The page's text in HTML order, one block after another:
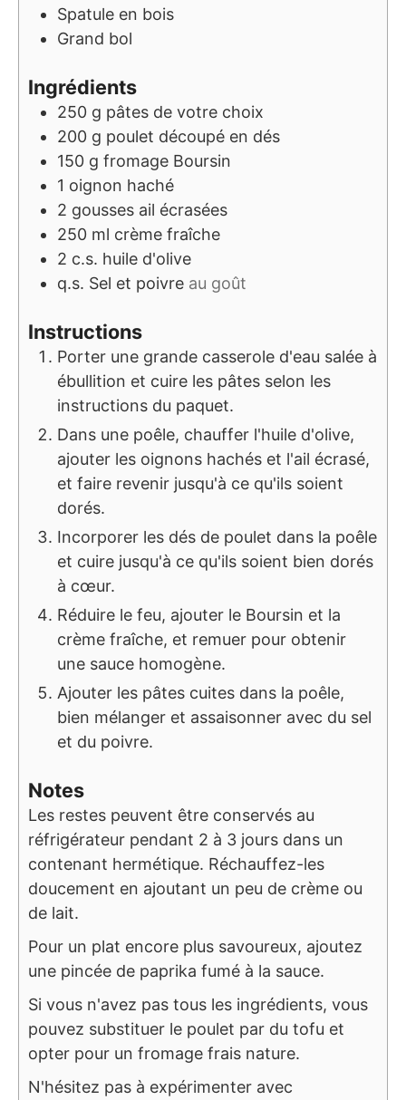
Spatule en bois
Grand bol
Ingrédients
250 g pâtes de votre choix
200 g poulet découpé en dés
150 g fromage Boursin
1 oignon haché
2 gousses ail écrasées
250 ml crème fraîche
2 c.s. huile d'olive
q.s. Sel et poivre au goût
Instructions
Porter une grande casserole d'eau salée à
ébullition et cuire les pâtes selon les
instructions du paquet.
Dans une poêle, chauffer l'huile d'olive,
ajouter les oignons hachés et l'ail écrasé,
et faire revenir jusqu'à ce qu'ils soient
dorés.
Incorporer les dés de poulet dans la poêle
et cuire jusqu'à ce qu'ils soient bien dorés
à cœur.
Réduire le feu, ajouter le Boursin et la
crème fraîche, et remuer pour obtenir
une sauce homogène.
Ajouter les pâtes cuites dans la poêle,
bien mélanger et assaisonner avec du sel
et du poivre.
Notes
Les restes peuvent être conservés au
réfrigérateur pendant 2 à 3 jours dans un
contenant hermétique. Réchauffez-les
doucement en ajoutant un peu de crème ou
de lait.
Pour un plat encore plus savoureux, ajoutez
une pincée de paprika fumé à la sauce.
Si vous n'avez pas tous les ingrédients, vous
pouvez substituer le poulet par du tofu et
opter pour un fromage frais nature.
N'hésitez pas à expérimenter avec